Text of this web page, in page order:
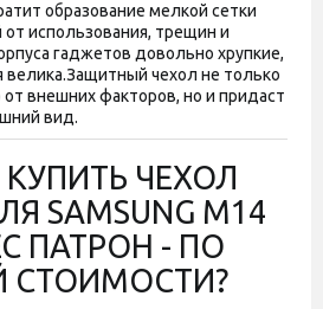
образование мелкой сетки
от использования, трещин и
гаджетов довольно хрупкие,
Защитный чехол не только
внешних факторов, но и придаст
вид.
ЧЕХОЛ
SAMSUNG M14
ПАТРОН - ПО
СТОИМОСТИ?